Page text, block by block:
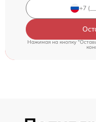
Нажимая на кнопку